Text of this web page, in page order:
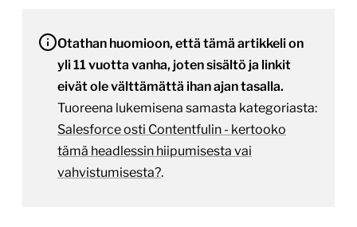
Otathan huomioon, että tämä artikkeli on
yli 11 vuotta vanha, joten sisältö ja linkit
eivät ole välttämättä ihan ajan tasalla.
Tuoreena lukemisena samasta kategoriasta:
Salesforce osti Contentfulin - kertooko
tämä headlessin hiipumisesta vai
vahvistumisesta?.